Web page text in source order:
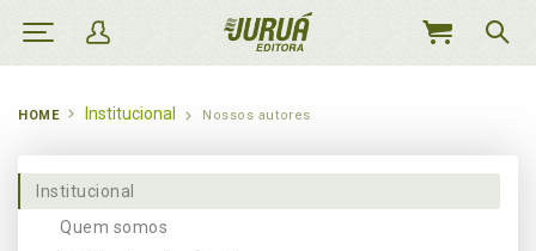
MEU
HOME Institucional Nossos autores
Institucional
Quem somos